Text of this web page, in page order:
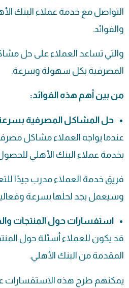
التواصل مع خدمة عملاء البنك
والفوائد.
والتي تساعد العملاء على حل
المصرفية بكل سهولة وسرعة.
من بين أهم هذه الفوائد:
حل المشاكل المصرفية
عندما يواجه العملاء مشاكل
بخدمة عملاء البنك الأهلي
فريق خدمة العملاء مدرب جيدًا
وسيعمل بجد لحلها بسرعة
استفسارات حول المنتجات
قد يكون للعملاء أسئلة حول
المقدمة من البنك الأهلي.
يمكنهم طرح هذه الاستفسارات